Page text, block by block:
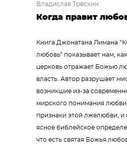
Владислав Трескин
Когда правит
Книга Джонатана Лимана
любовь” показывает нам,
церковь отражает Божью
власть. Автор разрушает
возникшие из-за
мирского понимания
признаки этой лжелюбви, и
ясное библейское
что есть святая Божья